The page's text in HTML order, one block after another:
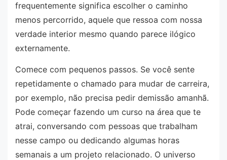
frequentemente significa escolher o caminho
menos percorrido, aquele que ressoa com nossa
verdade interior mesmo quando parece ilógico
externamente.
Comece com pequenos passos. Se você sente
repetidamente o chamado para mudar de carreira,
por exemplo, não precisa pedir demissão amanhã.
Pode começar fazendo um curso na área que te
atrai, conversando com pessoas que trabalham
nesse campo ou dedicando algumas horas
semanais a um projeto relacionado. O universo